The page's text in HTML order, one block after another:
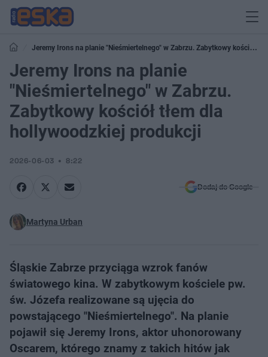
Jeremy Irons na planie "Nieśmiertelnego" w Zabrzu. Zabytkowy kościół
tłem dla hollywoodzkiej produkcji
Jeremy Irons na planie
"Nieśmiertelnego" w Zabrzu.
Zabytkowy kościół tłem dla
hollywoodzkiej produkcji
2026-06-03 8:22
Dodaj do Google
Martyna Urban
Śląskie Zabrze przyciąga wzrok fanów
światowego kina. W zabytkowym kościele pw.
św. Józefa realizowane są ujęcia do
powstającego "Nieśmiertelnego". Na planie
pojawił się Jeremy Irons, aktor uhonorowany
Oscarem, którego znamy z takich hitów jak